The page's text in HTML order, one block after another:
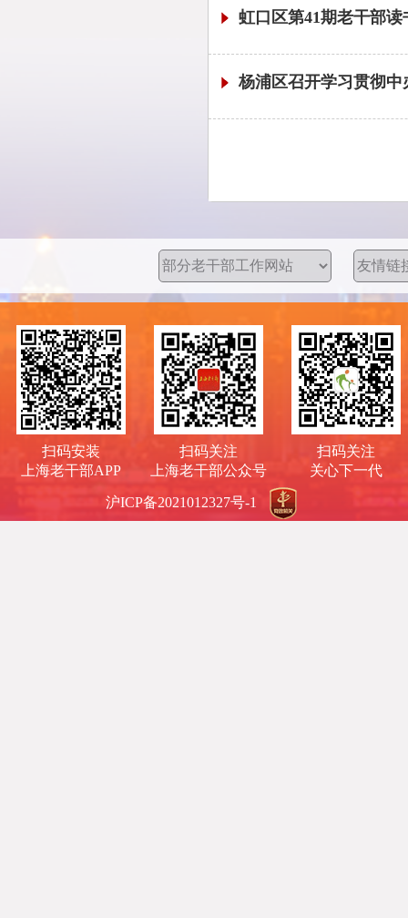
虹口区第41期老干部
杨浦区召开学习贯彻
扫码安装
上海老干部APP
扫码关注
上海老干部公众号
扫码关注
关心下一代
沪ICP备2021012327号-1